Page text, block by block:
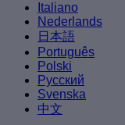
Italiano
Nederlands
日本語
Português
Polski
Русский
Svenska
中文